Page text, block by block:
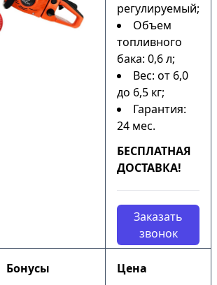
регулируемый;
Объем
топливного
бака: 0,6 л;
Вес: от 6,0
до 6,5 кг;
Гарантия:
24 мес.
БЕСПЛАТНАЯ
ДОСТАВКА!
Заказать
звонок
Бонусы Цена